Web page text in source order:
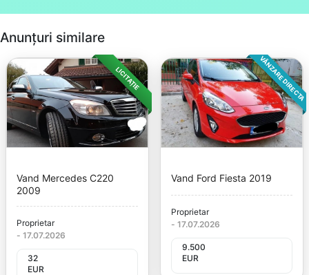
Anunțuri similare
LICITAȚIE
Vand Mercedes C220
2009
Proprietar
- 17.07.2026
32
EUR
VÂNZARE DIRECTA
Vand Ford Fiesta 2019
Proprietar
- 17.07.2026
9.500
EUR